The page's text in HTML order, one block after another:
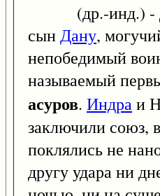
(др.-инд.) -
сынДану,
непобедимый
называемый
асуров. Индраи
заключили союз,
поклялись не
другу удара ни